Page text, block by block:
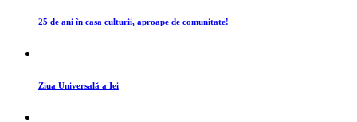
25 de ani în casa culturii, aproape de comunitate!
Ziua Universală a Iei